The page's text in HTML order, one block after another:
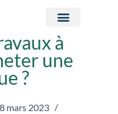
à
une
?
8 mars 2023